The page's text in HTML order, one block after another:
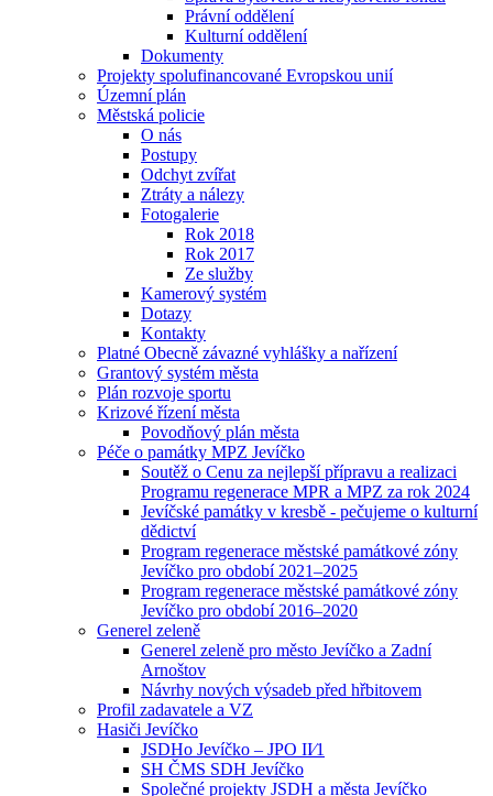
Právní oddělení
Kulturní oddělení
Dokumenty
Projekty spolufinancované Evropskou unií
Územní plán
Městská policie
O nás
Postupy
Odchyt zvířat
Ztráty a nálezy
Fotogalerie
Rok 2018
Rok 2017
Ze služby
Kamerový systém
Dotazy
Kontakty
Platné Obecně závazné vyhlášky a nařízení
Grantový systém města
Plán rozvoje sportu
Krizové řízení města
Povodňový plán města
Péče o památky MPZ Jevíčko
Soutěž o Cenu za nejlepší přípravu a realizaci
Programu regenerace MPR a MPZ za rok 2024
Jevíčské památky v kresbě - pečujeme o kulturní
dědictví
Program regenerace městské památkové zóny
Jevíčko pro období 2021–2025
Program regenerace městské památkové zóny
Jevíčko pro období 2016–2020
Generel zeleně
Generel zeleně pro město Jevíčko a Zadní
Arnoštov
Návrhy nových výsadeb před hřbitovem
Profil zadavatele a VZ
Hasiči Jevíčko
JSDHo Jevíčko – JPO II⁄1
SH ČMS SDH Jevíčko
Společné projekty JSDH a města Jevíčko